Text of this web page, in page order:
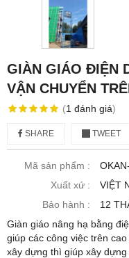
GIÀN GIÁO ĐIỆN
VẬN CHUYỂN
(1 đánh giá)
SHARE TWEET
Mã sản phẩm :
Xuất xứ :
VIỆT
Bảo hành :
12
Giàn giáo nâng hạ bằng
giúp các công việc trên
xây dựng thì giúp xây